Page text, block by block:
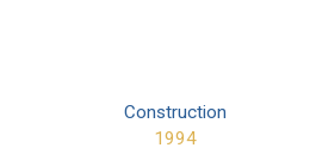
Construction
1994